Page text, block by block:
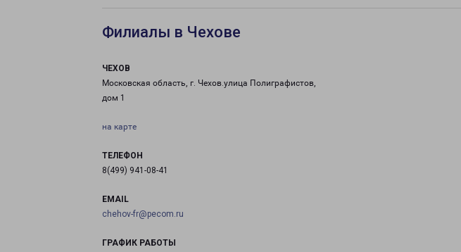
Филиалы в Чехове
ЧЕХОВ
Московская область, г. Чехов.улица Полиграфистов,
дом 1
на карте
ТЕЛЕФОН
8(499) 941-08-41
EMAIL
chehov-fr@pecom.ru
ГРАФИК РАБОТЫ